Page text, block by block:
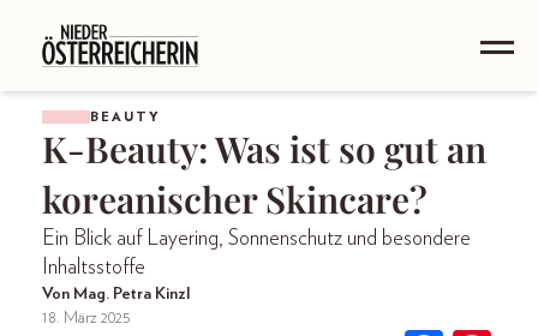
BEAUTY
K-Beauty: Was ist so gut an
koreanischer Skincare?
Ein Blick auf Layering, Sonnenschutz und besondere
Inhaltsstoffe
Von Mag. Petra Kinzl
18. März 2025